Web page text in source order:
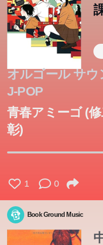
オルゴール サウ
J-POP
青春アミーゴ (修
彰)
1 0
Book Ground Music